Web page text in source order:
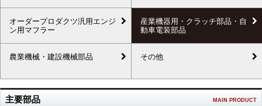
オーダープロダクツ汎用エンジ
ン用マフラー
産業機器用・クラッチ部品・自
動車電装部品
農業機械・建設機械部品 その他
主要部品 MAIN PRODUCT